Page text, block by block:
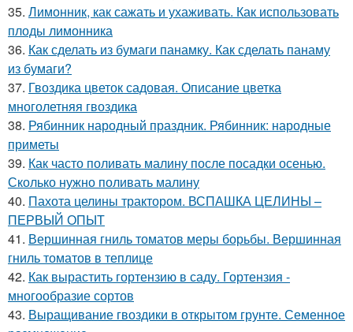
35. Лимонник, как сажать и ухаживать. Как использовать
плоды лимонника
36. Как сделать из бумаги панамку. Как сделать панаму
из бумаги?
37. Гвоздика цветок садовая. Описание цветка
многолетняя гвоздика
38. Рябинник народный праздник. Рябинник: народные
приметы
39. Как часто поливать малину после посадки осенью.
Сколько нужно поливать малину
40. Пахота целины трактором. ВСПАШКА ЦЕЛИНЫ –
ПЕРВЫЙ ОПЫТ
41. Вершинная гниль томатов меры борьбы. Вершинная
гниль томатов в теплице
42. Как вырастить гортензию в саду. Гортензия -
многообразие сортов
43. Выращивание гвоздики в открытом грунте. Семенное